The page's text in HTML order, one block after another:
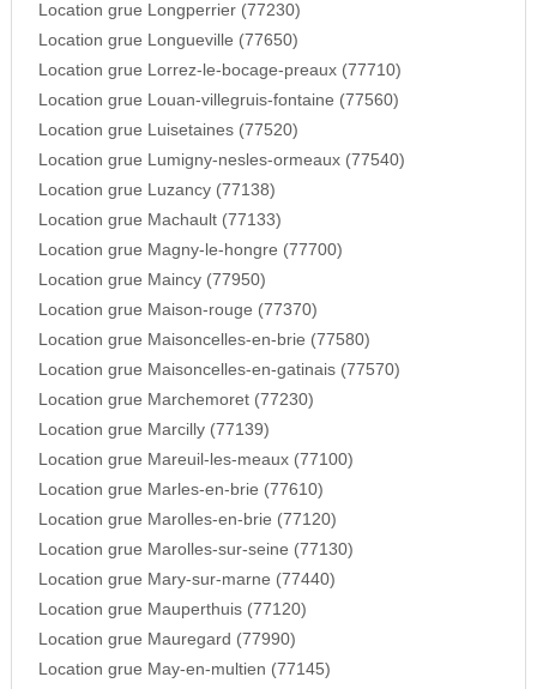
Location grue Longperrier (77230)
Location grue Longueville (77650)
Location grue Lorrez-le-bocage-preaux (77710)
Location grue Louan-villegruis-fontaine (77560)
Location grue Luisetaines (77520)
Location grue Lumigny-nesles-ormeaux (77540)
Location grue Luzancy (77138)
Location grue Machault (77133)
Location grue Magny-le-hongre (77700)
Location grue Maincy (77950)
Location grue Maison-rouge (77370)
Location grue Maisoncelles-en-brie (77580)
Location grue Maisoncelles-en-gatinais (77570)
Location grue Marchemoret (77230)
Location grue Marcilly (77139)
Location grue Mareuil-les-meaux (77100)
Location grue Marles-en-brie (77610)
Location grue Marolles-en-brie (77120)
Location grue Marolles-sur-seine (77130)
Location grue Mary-sur-marne (77440)
Location grue Mauperthuis (77120)
Location grue Mauregard (77990)
Location grue May-en-multien (77145)